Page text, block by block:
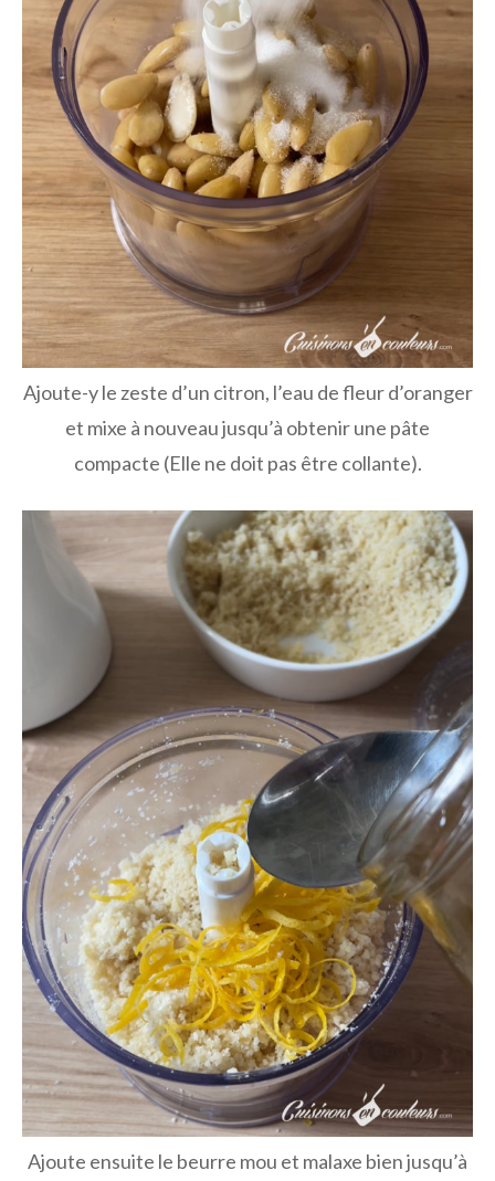
Ajoute-y le zeste d’un citron, l’eau de fleur d’oranger
et mixe à nouveau jusqu’à obtenir une pâte
compacte (Elle ne doit pas être collante).
Ajoute ensuite le beurre mou et malaxe bien jusqu’à